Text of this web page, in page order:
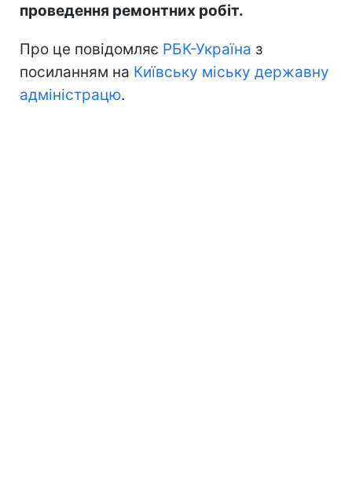
проведення ремонтних робіт.
Про це повідомляє РБК-Україна з
посиланням на Київську міську державну
адміністрацю.